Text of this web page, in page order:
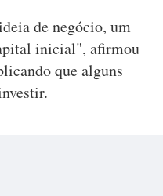
de negócio, um
inicial", afirmou
que alguns